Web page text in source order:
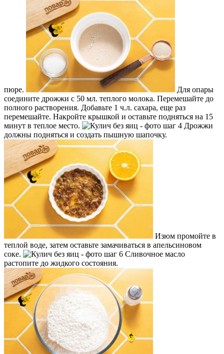
пюре.
Для опары
соедините дрожжи с 50 мл. теплого молока. Перемешайте до
полного растворения. Добавьте 1 ч.л. сахара, еще раз
перемешайте. Накройте крышкой и оставьте подняться на 15
минут в теплое место.
Дрожжи
должны подняться и создать пышную шапочку.
Изюм промойте в
теплой воде, затем оставьте замачиваться в апельсиновом
соке.
Сливочное масло
растопите до жидкого состояния.